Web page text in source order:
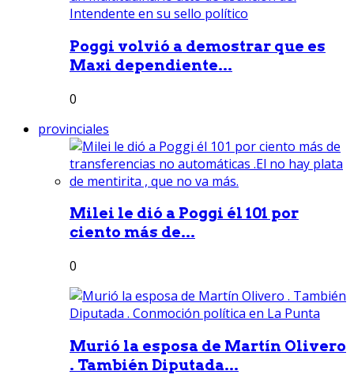
Poggi volvió a demostrar que es
Maxi dependiente...
0
provinciales
Milei le dió a Poggi él 101 por
ciento más de...
0
Murió la esposa de Martín Olivero
. También Diputada...